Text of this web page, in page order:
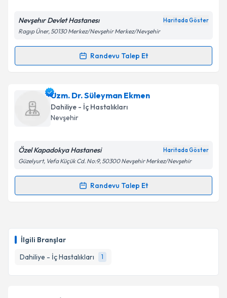
İlgili Branşlar
Dahiliye - İç Hastalıkları
1
Kişisel verilerimin işlenmesine ilişkin
Metni'ni okudum ve kişisel verilerimin belirtilen
Takvim Talebini Gönder
Nevşehır Devlet Hastanesı Haritada Göster
Ragıp Üner, 50130 Merkez/Nevşehir Merkez/Nevşehir
Randevu Talep Et
Randevu Takvimi Talebi
Ass. Dr. Çiğdem Kuzugüdeniçin randevu takvimi
talebi oluşturun. Size bu uzmandan randevu almanız
için bir takvim hazırlandığında e-posta ile
bilgilendireceğiz.
Kişisel verilerimin işlenmesine ilişkinAydınlatma
Uzm. Dr. Süleyman Ekmen
Dahiliye - İç Hastalıkları
Nevşehir
Özel Kapadokya Hastanesi Haritada Göster
Güzelyurt, Vefa Küçük Cd. No:9, 50300 Nevşehir Merkez/Nevşehir
Randevu Talep Et
Randevu Takvimi Talebi
için bir takvim hazırlandığında e-posta ile
bilgilendireceğiz.
E-posta Adresiniz